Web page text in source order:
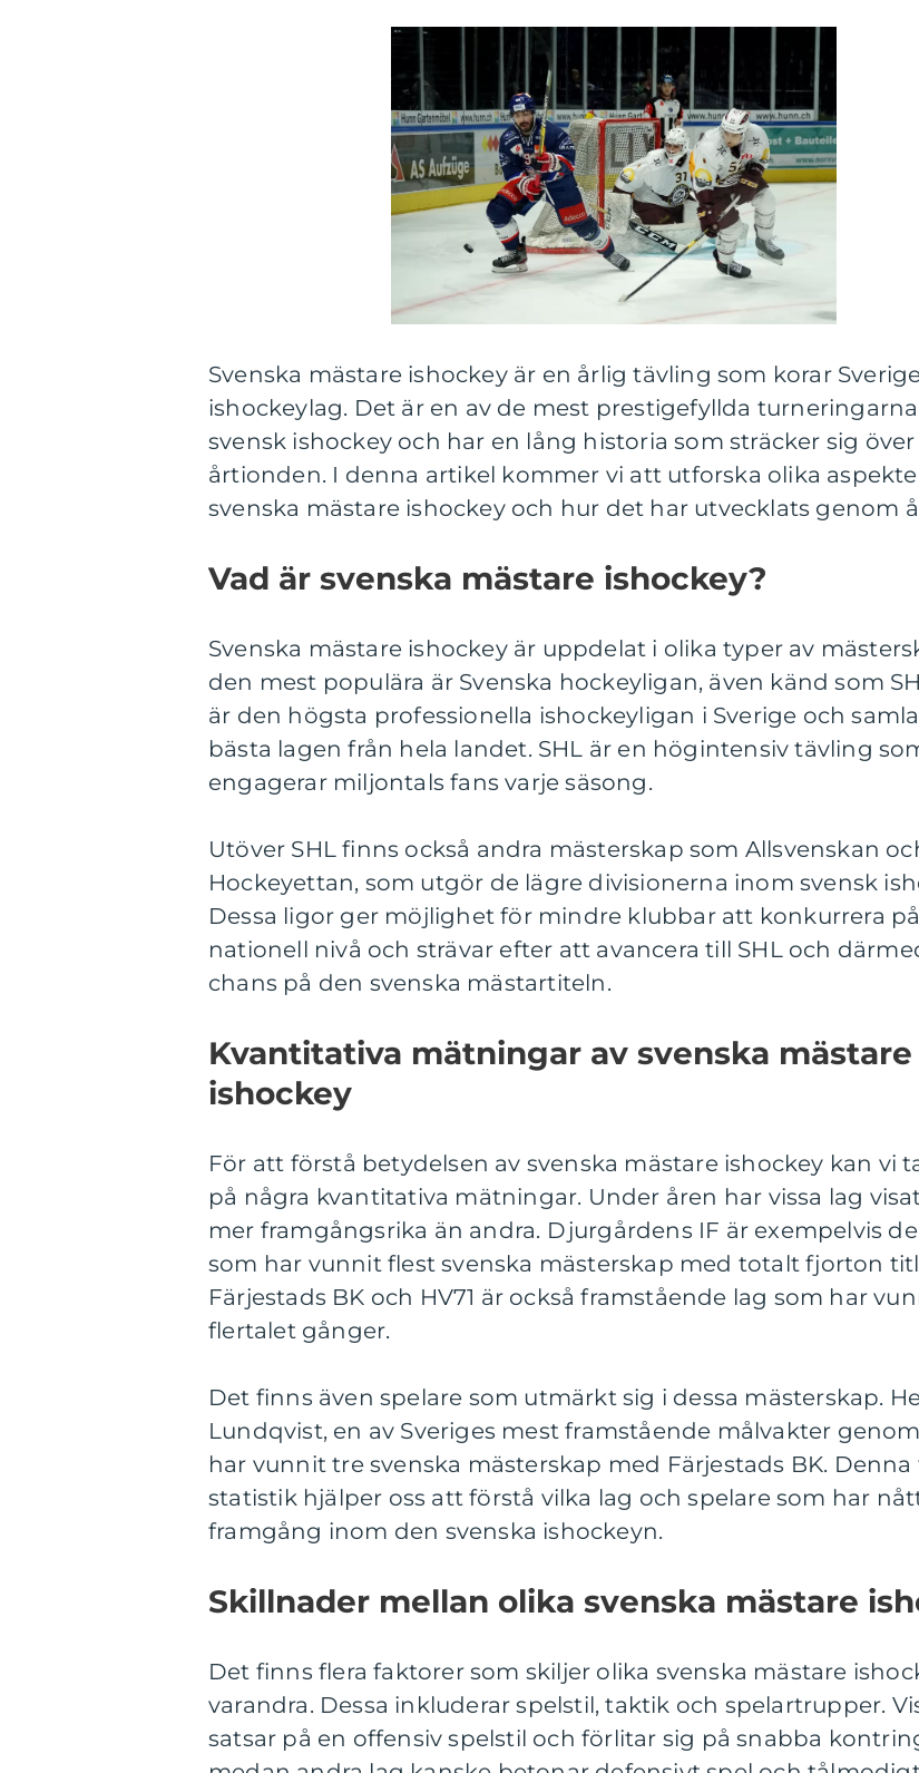
Svenska mästare ishockey är en årlig tävling som korar
ishockeylag. Det är en av de mest prestigefyllda
svensk ishockey och har en lång historia som sträcker sig över
årtionden. I denna artikel kommer vi att utforska olika
svenska mästare ishockey och hur det har utvecklats genom
Vad är svenska mästare ishockey?
Svenska mästare ishockey är uppdelat i olika typer av
den mest populära är Svenska hockeyligan, även känd som
är den högsta professionella ishockeyligan i Sverige och
bästa lagen från hela landet. SHL är en högintensiv tävling
engagerar miljontals fans varje säsong.
Utöver SHL finns också andra mästerskap som Allsvenskan
Hockeyettan, som utgör de lägre divisionerna inom svensk
Dessa ligor ger möjlighet för mindre klubbar att konkurrera
nationell nivå och strävar efter att avancera till SHL och
chans på den svenska mästartiteln.
Kvantitativa mätningar av svenska mästare
ishockey
För att förstå betydelsen av svenska mästare ishockey kan vi
på några kvantitativa mätningar. Under åren har vissa lag
mer framgångsrika än andra. Djurgårdens IF är exempelvis
som har vunnit flest svenska mästerskap med totalt fjorton
Färjestads BK och HV71 är också framstående lag som har
flertalet gånger.
Det finns även spelare som utmärkt sig i dessa mästerskap.
Lundqvist, en av Sveriges mest framstående målvakter
har vunnit tre svenska mästerskap med Färjestads BK. Denna
statistik hjälper oss att förstå vilka lag och spelare som har
framgång inom den svenska ishockeyn.
Skillnader mellan olika svenska mästare
Det finns flera faktorer som skiljer olika svenska mästare
varandra. Dessa inkluderar spelstil, taktik och spelartrupper.
satsar på en offensiv spelstil och förlitar sig på snabba